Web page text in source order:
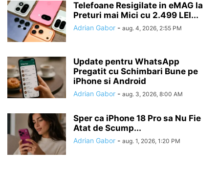
Telefoane Resigilate in eMAG la
Preturi mai Mici cu 2.499 LEI...
Adrian Gabor - aug. 4, 2026, 2:55 PM
Update pentru WhatsApp
Pregatit cu Schimbari Bune pe
iPhone si Android
Adrian Gabor - aug. 3, 2026, 8:00 AM
Sper ca iPhone 18 Pro sa Nu Fie
Atat de Scump...
Adrian Gabor - aug. 1, 2026, 1:20 PM